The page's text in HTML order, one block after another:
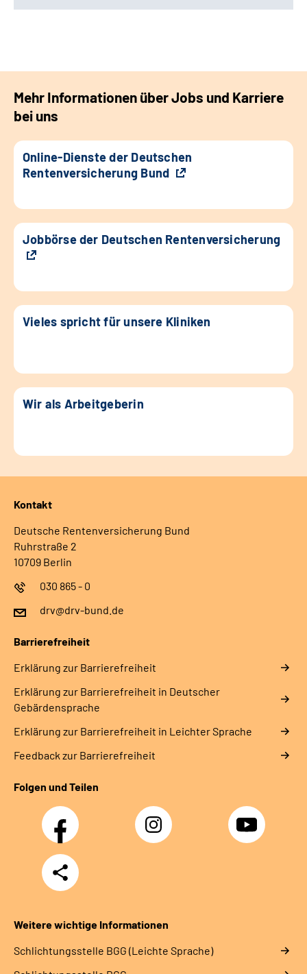
Mehr Informationen über Jobs und Karriere
bei uns
Online-Dienste der Deutschen
Rentenversicherung Bund
Jobbörse der Deutschen Rentenversicherung
Vieles spricht für unsere Kliniken
Wir als Arbeitgeberin
Kontakt
Deutsche Rentenversicherung Bund
Ruhrstraße 2
10709 Berlin
030 865 - 0
drv@drv-bund.de
Barrierefreiheit
Erklärung zur Barrierefreiheit
Erklärung zur Barrierefreiheit in Deutscher
Gebärdensprache
Erklärung zur Barrierefreiheit in Leichter Sprache
Feedback zur Barrierefreiheit
Folgen und Teilen
Facebook Instagram YouTube
Teilen
Weitere wichtige Informationen
Schlich­tungs­stel­le BGG (Leichte Sprache)